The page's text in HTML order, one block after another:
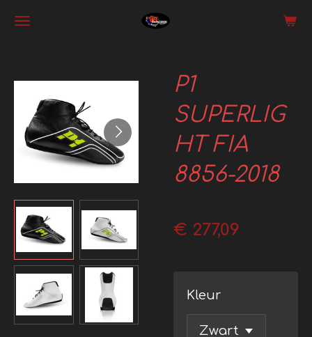
Ga
hoofdinhoud
P1
SUPERLIG
HT FIA
8856-2018
€ 277,09
Kleur